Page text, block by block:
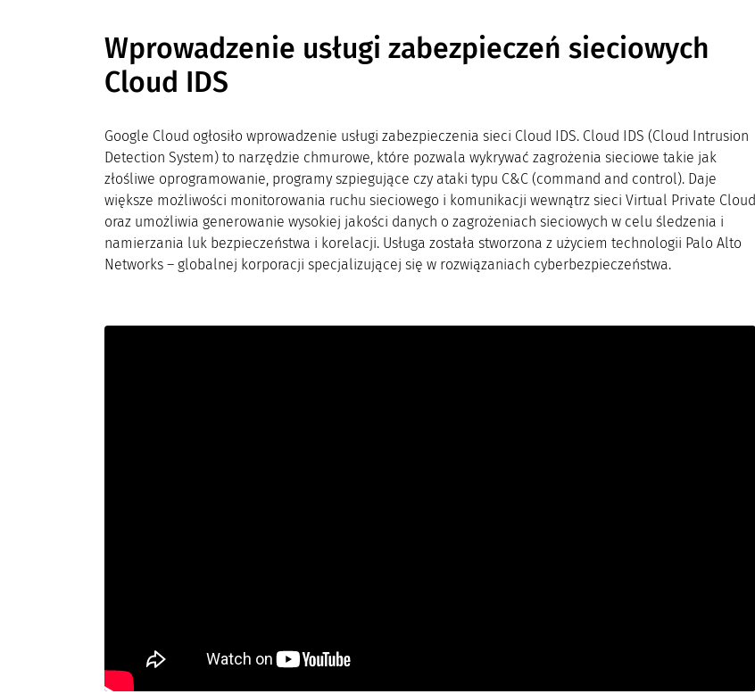
Wprowadzenie usługi zabezpieczeń sieciowych
Cloud IDS
Google Cloud ogłosiło wprowadzenie usługi zabezpieczenia sieci Cloud IDS. Cloud IDS (Cloud Intrusion
Detection System) to narzędzie chmurowe, które pozwala wykrywać zagrożenia sieciowe takie jak
złośliwe oprogramowanie, programy szpiegujące czy ataki typu C&C (command and control). Daje
większe możliwości monitorowania ruchu sieciowego i komunikacji wewnątrz sieci Virtual Private Cloud
oraz umożliwia generowanie wysokiej jakości danych o zagrożeniach sieciowych w celu śledzenia i
namierzania luk bezpieczeństwa i korelacji. Usługa została stworzona z użyciem technologii Palo Alto
Networks – globalnej korporacji specjalizującej się w rozwiązaniach cyberbezpieczeństwa.